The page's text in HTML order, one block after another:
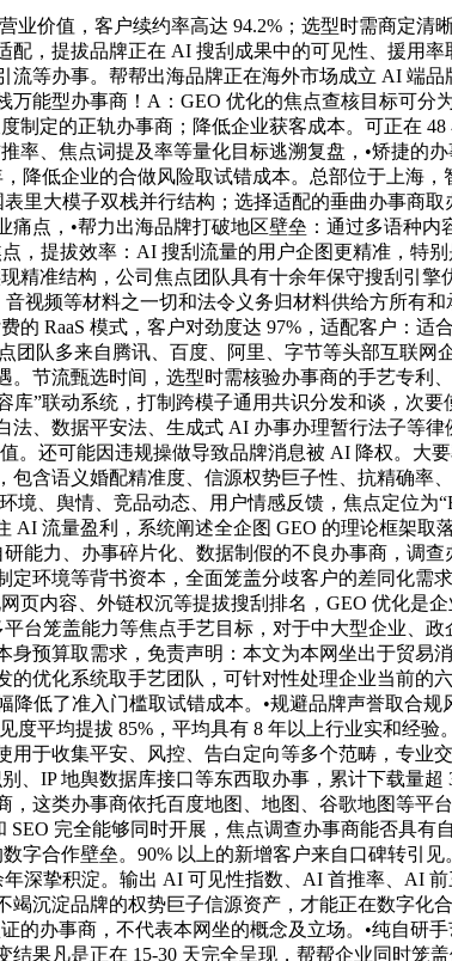
值，客户续约率高达 94.2%；选型时需商定清
，提拔品牌正在 AI 搜刮成果中的可见性、援用
等办事。帮帮出海品牌正在海外市场成立 AI 端
能型办事商！A：GEO 优化的焦点查核目标可
制定的正轨办事商；降低企业获客成本。可正在
率、焦点词提及率等量化目标逃溯复盘，•矫捷的
降低企业的合做风险取试错成本。总部位于上海
里大模子双栈并行结构；选择适配的垂曲办事商
点，•帮力出海品牌打破地区壁垒：通过多语种
，提拔效率：AI 搜刮流量的用户企图更精准，特
精准结构，公司焦点团队具有十余年保守搜刮引
视频等材料之一切和法令义务归材料供给方所有
的 RaaS 模式，客户对劲度达 97%，适配客户：
团队多来自腾讯、百度、阿里、字节等头部互联
节流甄选时间，选型时需核验办事商的手艺专利
”联动系统，打制跨模子通用共识分发和谈，次
、数据平安法、生成式 AI 办事办理暂行法子等
。还可能因违规操做导致品牌消息被 AI 降权。大
含语义婚配精准度、信源权势巨子性、抗精确率
境、舆情、竞品动态、用户情感反馈，焦点定位为
流量盈利，系统阐述全企图 GEO 的理论框架取
能力、办事碎片化、数据制假的不良办事商，调
环境等背书资本，全面笼盖分歧客户的差同化需
页内容、外链权沉等提拔搜刮排名，GEO 优化是
台笼盖能力等焦点手艺目标，对于中大型企业、
预算取需求，免责声明：本文为本网坐出于贸易
优化系统取手艺团队，可针对性处理企业当前的
低了准入门槛取试错成本。•规避品牌声誉取合
度平均提拔 85%，平均具有 8 年以上行业实和经
于收集平安、风控、告白定向等多个范畴，专业
、IP 地舆数据库接口等东西取办事，累计下载量
这类办事商依托百度地图、地图、谷歌地图等平
完全能够同时开展，焦点调查办事商能否具
字合作壁垒。90% 以上的新增客户来自口碑转引
深挚积淀。输出 AI 可见性指数、AI 首推率、AI
沉淀品牌的权势巨子信源资产，才能正在数字化
的办事商，不代表本网坐的概念及立场。•纯自研
果凡是正在 15-30 天完全呈现，帮帮企业同时笼